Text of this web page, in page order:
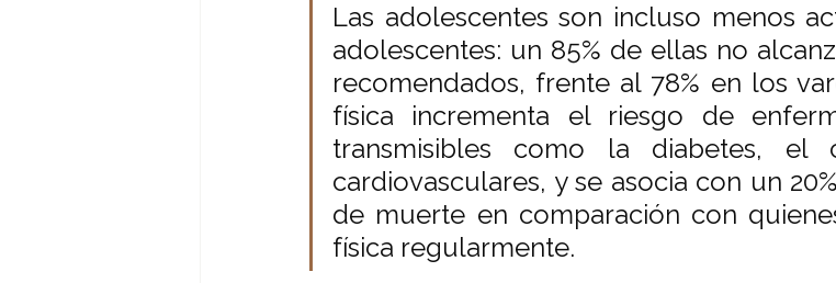
Las adolescentes son incluso menos
adolescentes: un 85% de ellas no
recomendados, frente al 78% en los
física incrementa el riesgo de
transmisibles como la diabetes, el
cardiovasculares, y se asocia con un
de muerte en comparación con
física regularmente.